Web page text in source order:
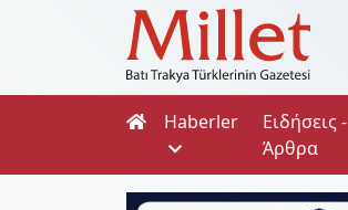
Haberler
Ειδήσεις -
Άρθρα